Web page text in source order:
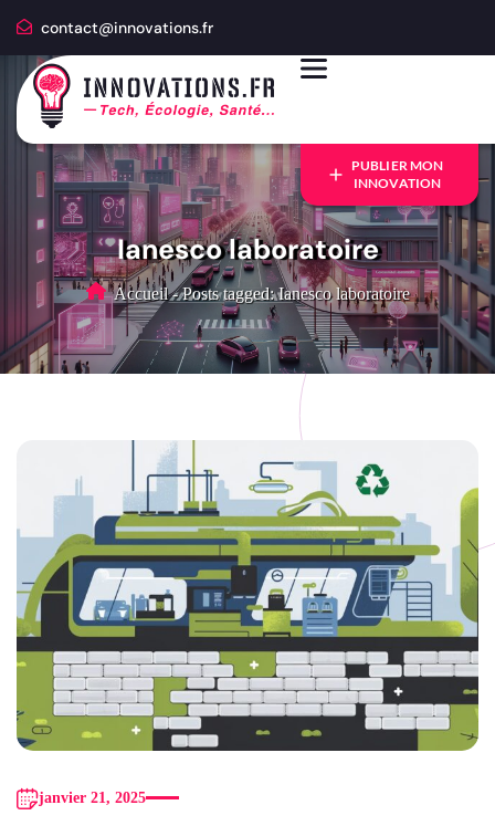
contact@innovations.fr
PUBLIER MON
INNOVATION
Ianesco laboratoire
Accueil - Posts tagged: Ianesco laboratoire
janvier 21, 2025